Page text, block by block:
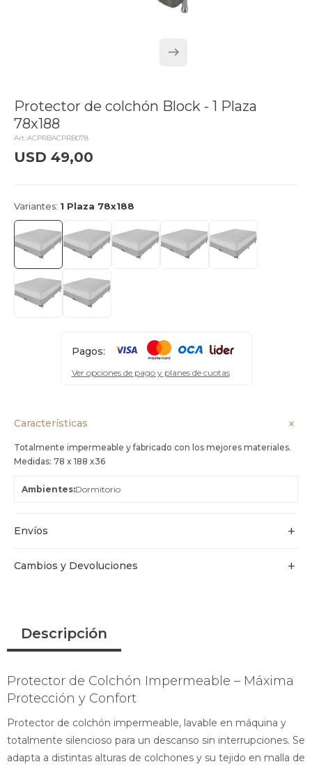
Protector de colchón Block - 1 Plaza
78x188
ACPRBACPRB078
USD 49,00
Variantes: 1 Plaza 78x188
Pagos:
Ver opciones de pago y planes de cuotas
Características
Totalmente impermeable y fabricado con los mejores materiales.
Medidas: 78 x 188 x36
Ambientes Dormitorio
Envíos
Cambios y Devoluciones
Descripción
Protector de Colchón Impermeable – Máxima
Protección y Confort
Protector de colchón impermeable, lavable en máquina y
totalmente silencioso para un descanso sin interrupciones. Se
adapta a distintas alturas de colchones y su tejido en malla de